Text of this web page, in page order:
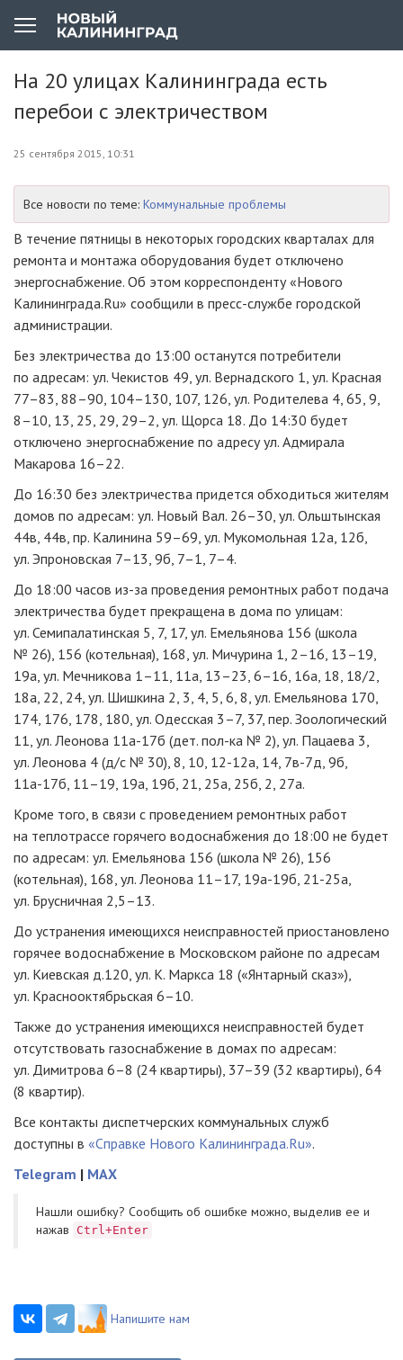
На 20 улицах Калининграда есть
перебои с электричеством
25 сентября 2015, 10:31
Все новости по теме: Коммунальные проблемы
В течение пятницы в некоторых городских кварталах для
ремонта и монтажа оборудования будет отключено
энергоснабжение. Об этом корреспонденту «Нового
Калининграда.Ru» сообщили в пресс-службе городской
администрации.
Без электричества до 13:00 останутся потребители
по адресам: ул. Чекистов 49, ул. Вернадского 1, ул. Красная
77–83, 88–90, 104–130, 107, 126, ул. Родителева 4, 65, 9,
8–10, 13, 25, 29, 29–2, ул. Щорса 18. До 14:30 будет
отключено энергоснабжение по адресу ул. Адмирала
Макарова 16–22.
До 16:30 без электричества придется обходиться жителям
домов по адресам: ул. Новый Вал. 26–30, ул. Ольштынская
44в, 44в, пр. Калинина 59–69, ул. Мукомольная 12а, 12б,
ул. Эпроновская 7–13, 9б, 7–1, 7–4.
До 18:00 часов из-за проведения ремонтных работ подача
электричества будет прекращена в дома по улицам:
ул. Семипалатинская 5, 7, 17, ул. Емельянова 156 (школа
№ 26), 156 (котельная), 168, ул. Мичурина 1, 2–16, 13–19,
19а, ул. Мечникова 1–11, 11а, 13–23, 6–16, 16а, 18, 18/2,
18а, 22, 24, ул. Шишкина 2, 3, 4, 5, 6, 8, ул. Емельянова 170,
174, 176, 178, 180, ул. Одесская 3–7, 37, пер. Зоологический
11, ул. Леонова 11а-17б (дет. пол-ка № 2), ул. Пацаева 3,
ул. Леонова 4 (д/с № 30), 8, 10, 12-12а, 14, 7в-7д, 9б,
11а-17б, 11–19, 19а, 19б, 21, 25а, 25б, 2, 27а.
Кроме того, в связи с проведением ремонтных работ
на теплотрассе горячего водоснабжения до 18:00 не будет
по адресам: ул. Емельянова 156 (школа № 26), 156
(котельная), 168, ул. Леонова 11–17, 19а-19б, 21-25а,
ул. Брусничная 2,5–13.
До устранения имеющихся неисправностей приостановлено
горячее водоснабжение в Московском районе по адресам
ул. Киевская д.120, ул. К. Маркса 18 («Янтарный сказ»),
ул. Краснооктябрьская 6–10.
Также до устранения имеющихся неисправностей будет
отсутствовать газоснабжение в домах по адресам:
ул. Димитрова 6–8 (24 квартиры), 37–39 (32 квартиры), 64
(8 квартир).
Все контакты диспетчерских коммунальных служб
доступны в «Справке Нового Калининграда.Ru».
Telegram | MAX
Нашли ошибку? Cообщить об ошибке можно, выделив ее и
нажав
Ctrl+Enter
Напишите нам